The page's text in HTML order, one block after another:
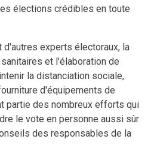
élections crédibles en toute
experts électoraux, la
et l'élaboration de
la distanciation sociale,
d'équipements de
partie des nombreux efforts qui
le vote en personne aussi sûr
des responsables de la